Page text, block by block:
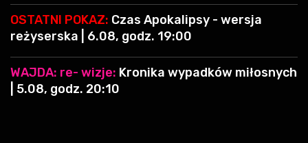
OSTATNI POKAZ: Czas Apokalipsy - wersja
reżyserska | 6.08, godz. 19:00
WAJDA: re- wizje: Kronika wypadków miłosnych
| 5.08, godz. 20:10